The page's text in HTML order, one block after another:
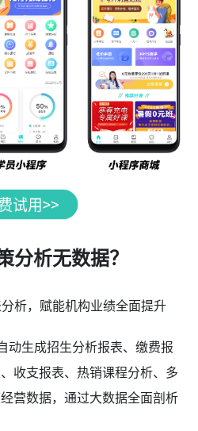
分析无数据？
析，赋能机构业绩全面提升
动生成招生分析报表、缴费报
收支报表、热销课程分析、多
营数据，通过大数据全面剖析